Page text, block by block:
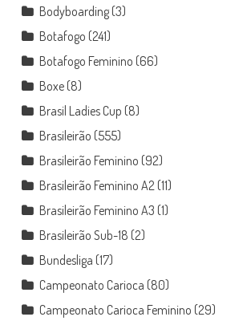
Bodyboarding(3)
Botafogo (241)
Botafogo Feminino (66)
Boxe(8)
Brasil Ladies Cup (8)
Brasileirão (555)
Brasileirão Feminino (92)
Brasileirão Feminino A2 (11)
Brasileirão Feminino A3 (1)
Brasileirão Sub-18 (2)
Bundesliga (17)
Campeonato Carioca (80)
Campeonato Carioca Feminino (29)